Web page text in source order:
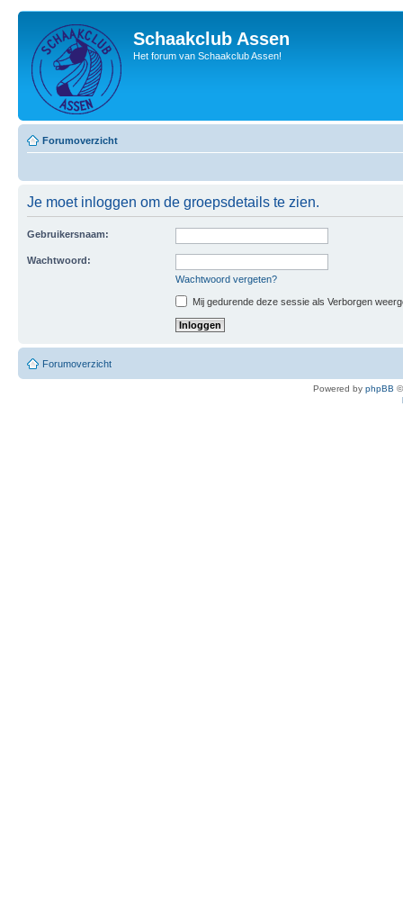
Schaakclub Assen
Het forum van Schaakclub Assen!
Forumoverzicht
Je moet inloggen om de groepsdetails te zien.
Gebruikersnaam:
Wachtwoord:
Wachtwoord vergeten?
Mij gedurende deze sessie als Verborgen
Forumoverzicht
Powered by phpBB